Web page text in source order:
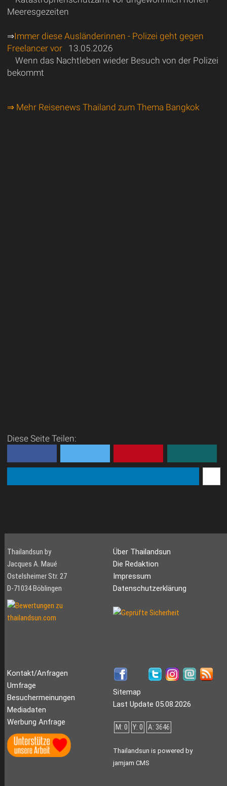
Meeresgezeiten
⇒Immer diese Ausländerinnen - Polizei geht gegen
Freelancer vor13.05.2026
Wenn das Nachtleben wieder Besuch von der Polizei
bekommt
⇒ Mehr Reisenews Thailand zum Thema Bangkok
Diese Seite Teilen:
Thailandsun by
Jacques A. Maué
Ostelsheimer Str. 27
D-71034 Böblingen
Über Thailandsun
Die Redaktion
Impressum
Datenschutzerklärung
Kontakt/Anfragen
Umfrage
Besuchermeinungen
Mediadaten
Werbung Anfrage
Sitemap
Last Update 05.08.2026
M: 0 Y: 0 A: 3646
Thailandsun is powered by
jamjam CMS